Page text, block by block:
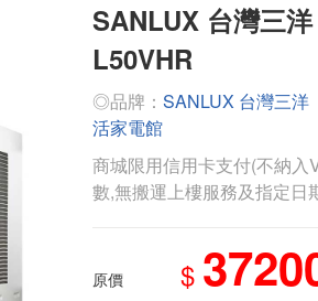
SANLUX 台灣三
L50VHR
◎品牌： SANLUX 台灣三洋
活家電館
商城限用信用卡支付(不納
數,無搬運上樓服務及指定日
原價 $